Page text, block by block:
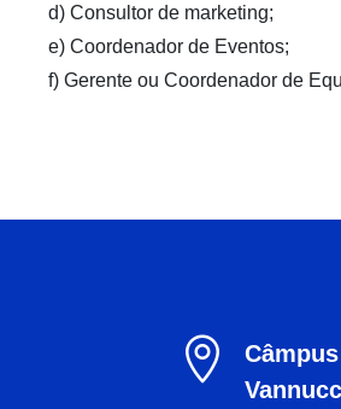
d) Consultor de marketing;
e) Coordenador de Eventos;
f) Gerente ou Coordenador de
